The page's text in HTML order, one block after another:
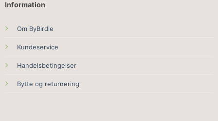
Information
Om ByBirdie
Kundeservice
Handelsbetingelser
Bytte og returnering